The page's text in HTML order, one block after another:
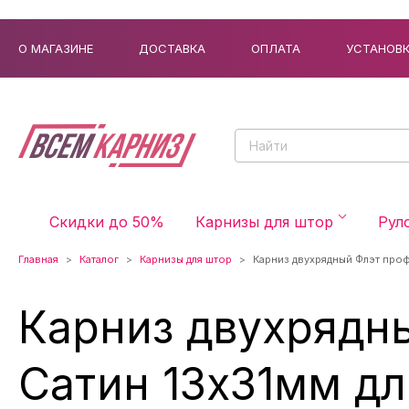
О МАГАЗИНЕ ДОСТАВКА ОПЛАТА
Скидки до 50% Карнизы для штор
Главная Каталог Карнизы для штор Карниз двухрядный Флэт
Карниз
Сатин 13x31мм